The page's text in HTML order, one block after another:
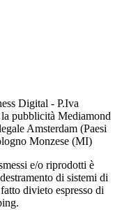
Digital - P.Iva
pubblicità Mediamond
Amsterdam (Paesi
Monzese (MI)
e/o riprodotti è
di sistemi di
divieto espresso di